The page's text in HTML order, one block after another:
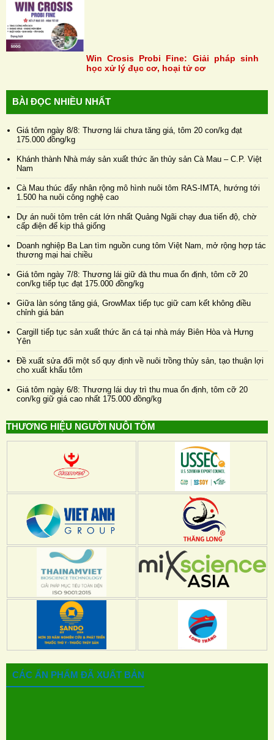
Win Crosis Probi Fine: Giải pháp sinh
học xử lý đục cơ, hoại tử cơ
BÀI ĐỌC NHIỀU NHẤT
Giá tôm ngày 8/8: Thương lái chưa tăng giá, tôm 20 con/kg đạt
175.000 đồng/kg
Khánh thành Nhà máy sản xuất thức ăn thủy sản Cà Mau – C.P. Việt
Nam
Cà Mau thúc đẩy nhân rộng mô hình nuôi tôm RAS-IMTA, hướng tới
1.500 ha nuôi công nghệ cao
Dự án nuôi tôm trên cát lớn nhất Quảng Ngãi chạy đua tiến độ, chờ
cấp điện để kịp thả giống
Doanh nghiệp Ba Lan tìm nguồn cung tôm Việt Nam, mở rộng hợp tác
thương mại hai chiều
Giá tôm ngày 7/8: Thương lái giữ đà thu mua ổn định, tôm cỡ 20
con/kg tiếp tục đạt 175.000 đồng/kg
Giữa làn sóng tăng giá, GrowMax tiếp tục giữ cam kết không điều
chỉnh giá bán
Cargill tiếp tục sản xuất thức ăn cá tại nhà máy Biên Hòa và Hưng
Yên
Đề xuất sửa đổi một số quy định về nuôi trồng thủy sản, tạo thuận lợi
cho xuất khẩu tôm
Giá tôm ngày 6/8: Thương lái duy trì thu mua ổn định, tôm cỡ 20
con/kg giữ giá cao nhất 175.000 đồng/kg
THƯƠNG HIỆU NGƯỜI NUÔI TÔM
CÁC ẤN PHẨM ĐÃ XUẤT BẢN